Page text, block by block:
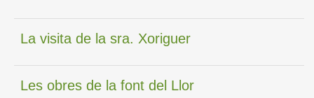
La visita de la sra. Xoriguer
Les obres de la font del Llor